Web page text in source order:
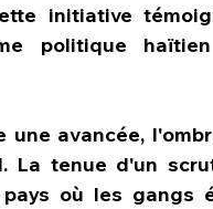
initiative
politique
avancée,
La tenue d'un
où les gangs